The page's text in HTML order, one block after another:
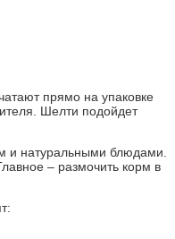
прямо на упаковке
Шелти подойдет
и натуральными блюдами.
– размочить корм в